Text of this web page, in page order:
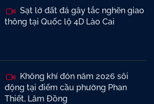
Sạt lở đất đá gây tắc nghẽn giao
thông tại Quốc lộ 4D Lào Cai
Không khí đón năm 2026 sôi
động tại điểm cầu phường Phan
Thiết, Lâm Đồng